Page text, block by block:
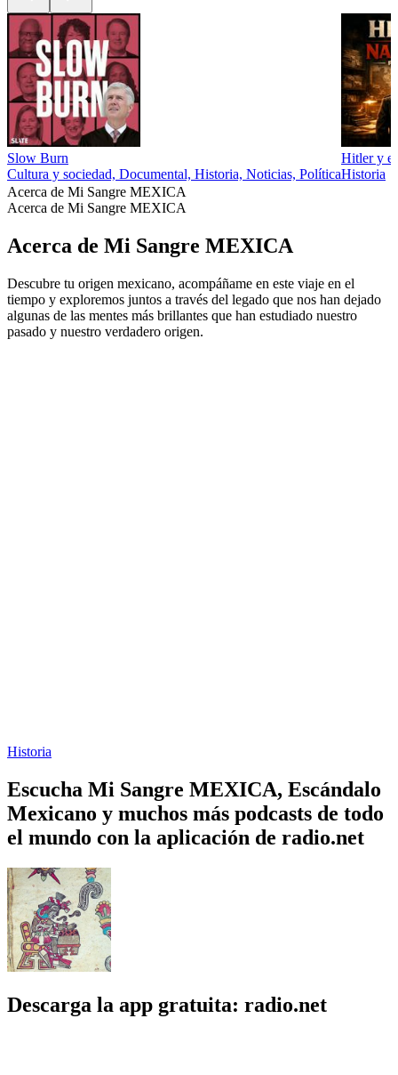
Slow Burn
Cultura y sociedad, Documental, Historia, Noticias, Política
Hitler y
Historia
Acerca de Mi Sangre MEXICA
Acerca de Mi Sangre MEXICA
Acerca de Mi Sangre MEXICA
Descubre tu origen mexicano, acompáñame en este viaje en el
tiempo y exploremos juntos a través del legado que nos han dejado
algunas de las mentes más brillantes que han estudiado nuestro
pasado y nuestro verdadero origen.
Historia
Escucha Mi Sangre MEXICA, Escándalo
Mexicano y muchos más podcasts de todo
el mundo con la aplicación de radio.net
Descarga la app gratuita: radio.net